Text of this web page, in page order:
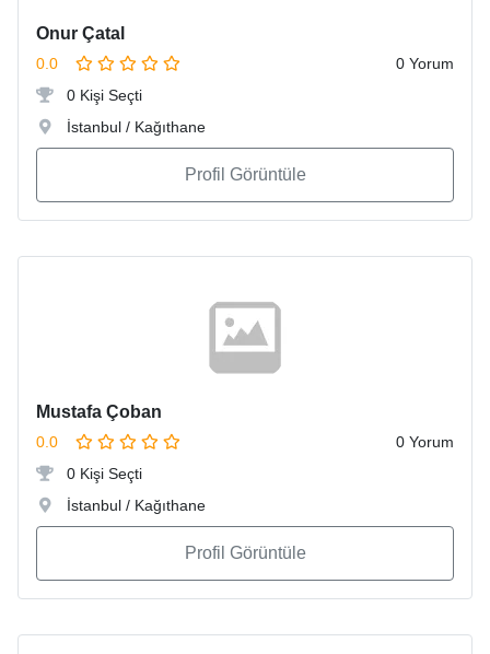
Onur Çatal
0.0
0 Yorum
0 Kişi Seçti
İstanbul / Kağıthane
Profil Görüntüle
Mustafa Çoban
0.0
0 Yorum
0 Kişi Seçti
İstanbul / Kağıthane
Profil Görüntüle